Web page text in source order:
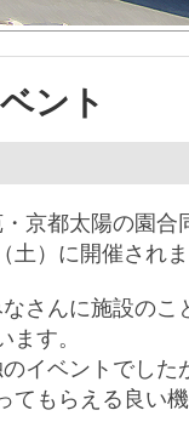
ント
京都太陽の園合
土）に開催され
さんに施設のこ
ます。
イベントでした
てもらえる良い